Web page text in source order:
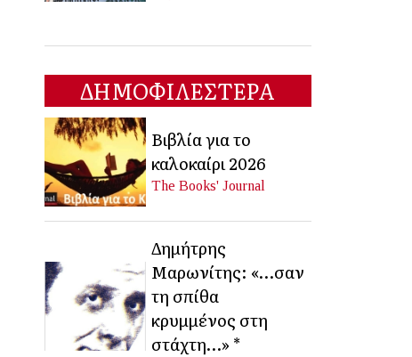
ΔΗΜΟΦΙΛΕΣΤΕΡΑ
Βιβλία για το
καλοκαίρι 2026
The Books' Journal
Δημήτρης
Μαρωνίτης: «…σαν
τη σπίθα
κρυμμένος στη
στάχτη…» *